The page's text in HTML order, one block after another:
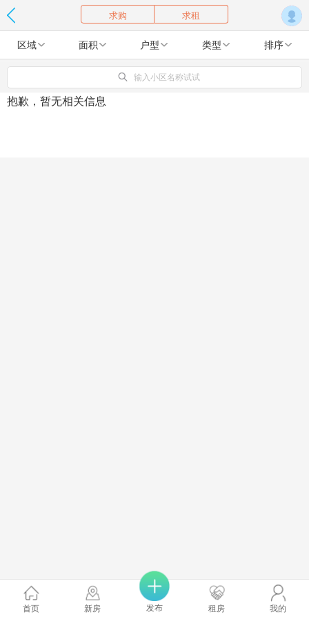
求购 求租
区域 面积 户型 类型 排序
输入小区名称试试
抱歉，暂无相关信息
首页 新房 发布 租房 我的